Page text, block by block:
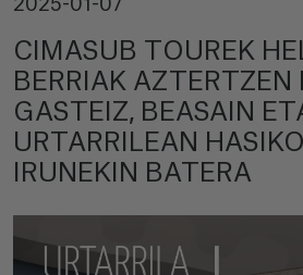
2025-01-07
CIMASUB TOUREK
BERRIAK AZTERTZEN
GASTEIZ, BEASAIN
URTARRILEAN
IRUNEKIN BATERA